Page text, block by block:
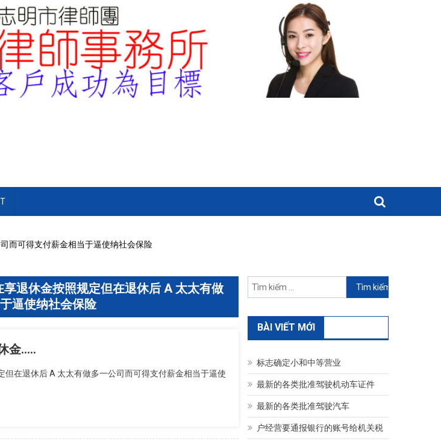
而可得支付薪金相当于逼使纳社会保险
退休金按照规定但在退休后 A 太太有做
逼使纳社会保险
金…..
在退休后 A 太太有做多一公司而可得支付薪金相当于逼使
Tìm
kiếm
BÀI VIẾT MỚI
标志确定小和中等营业
最新的各类批准驾驶机动车证件
最新的各类批准驾驶汽车
户经营要通报银行的账号给机关税